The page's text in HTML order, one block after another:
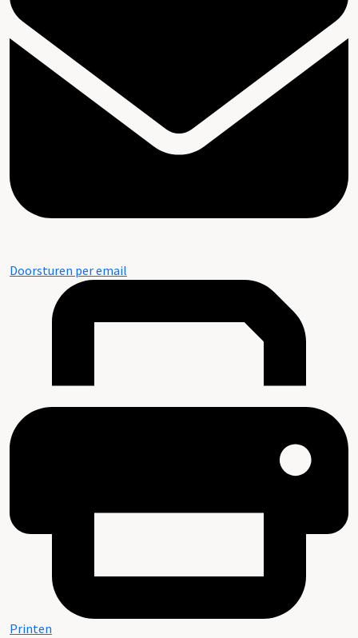
Doorsturen per email
Printen